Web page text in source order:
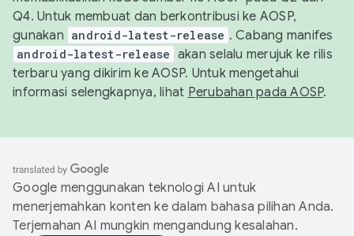
Q4. Untuk membuat dan berkontribusi ke AOSP,
gunakan android-latest-release . Cabang manifes
android-latest-release akan selalu merujuk ke rilis
terbaru yang dikirim ke AOSP. Untuk mengetahui
informasi selengkapnya, lihat Perubahan pada AOSP.
Google menggunakan teknologi AI untuk
menerjemahkan konten ke dalam bahasa pilihan Anda.
Terjemahan AI mungkin mengandung kesalahan.